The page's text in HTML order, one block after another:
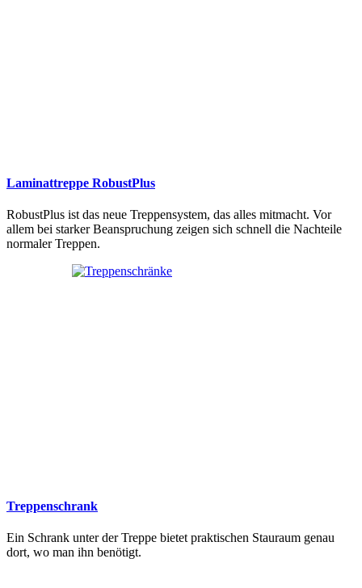
Laminattreppe RobustPlus
RobustPlus ist das neue Treppensystem, das alles mitmacht. Vor
allem bei starker Beanspruchung zeigen sich schnell die Nachteile
normaler Treppen.
Treppenschrank
Ein Schrank unter der Treppe bietet praktischen Stauraum genau
dort, wo man ihn benötigt.